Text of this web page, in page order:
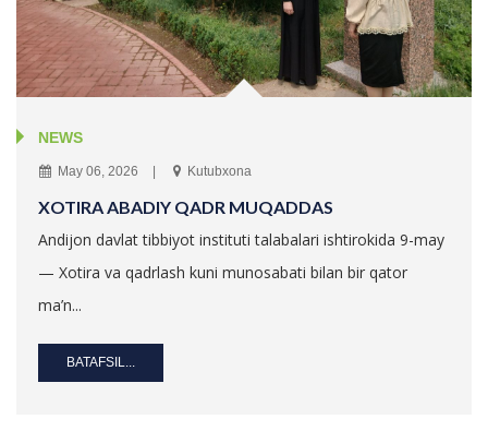
NEWS
May 06, 2026 Kutubxona
XOTIRA ABADIY QADR MUQADDAS
Andijon davlat tibbiyot instituti talabalari ishtirokida 9-may
— Xotira va qadrlash kuni munosabati bilan bir qator
ma’n...
BATAFSIL...